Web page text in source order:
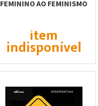
FEMININO AO FEMINISMO
item
indisponível